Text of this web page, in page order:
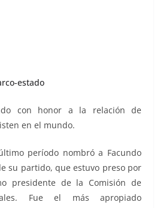
estado
con honor a la relación de
en el mundo.
período nombró a Facundo
su partido, que estuvo preso por
presidente de la Comisión de
Fue el más apropiado